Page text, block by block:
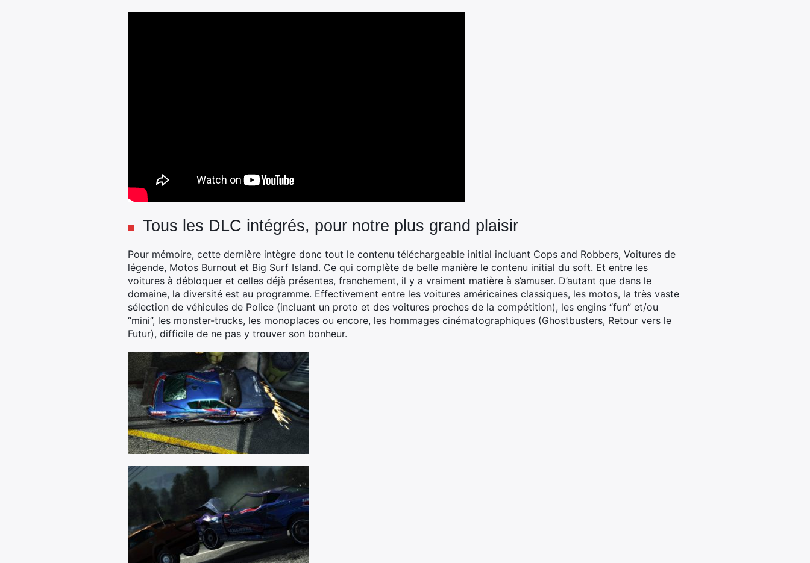
Tous les DLC intégrés, pour notre plus grand plaisir
Pour mémoire, cette dernière intègre donc tout le contenu téléchargeable initial incluant Cops and Robbers, Voitures de
légende, Motos Burnout et Big Surf Island. Ce qui complète de belle manière le contenu initial du soft. Et entre les
voitures à débloquer et celles déjà présentes, franchement, il y a vraiment matière à s’amuser. D’autant que dans le
domaine, la diversité est au programme. Effectivement entre les voitures américaines classiques, les motos, la très vaste
sélection de véhicules de Police (incluant un proto et des voitures proches de la compétition), les engins “fun” et/ou
“mini”, les monster-trucks, les monoplaces ou encore, les hommages cinématographiques (Ghostbusters, Retour vers le
Futur), difficile de ne pas y trouver son bonheur.